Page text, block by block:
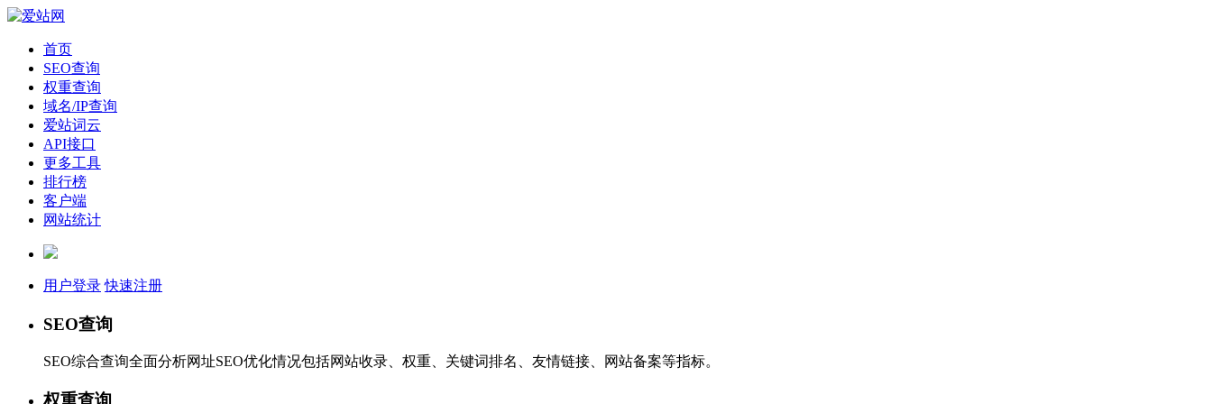
首页
SEO查询
权重查询
域名/IP查询
爱站词云
API接口
更多工具
排行榜
客户端
网站统计
用户登录 快速注册
SEO查询
SEO综合查询全面分析网址SEO优化情况包括网站收录、权重、关键词排名、友情链接、网站备案等指标。
权重查询